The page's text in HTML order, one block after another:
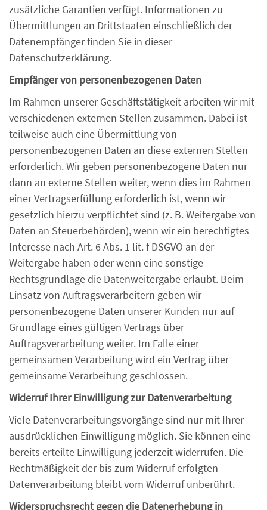
zusätzliche Garantien verfügt. Informationen zu
Übermittlungen an Drittstaaten einschließlich der
Datenempfänger finden Sie in dieser
Datenschutzerklärung.
Empfänger von personenbezogenen Daten
Im Rahmen unserer Geschäftstätigkeit arbeiten wir mit
verschiedenen externen Stellen zusammen. Dabei ist
teilweise auch eine Übermittlung von
personenbezogenen Daten an diese externen Stellen
erforderlich. Wir geben personenbezogene Daten nur
dann an externe Stellen weiter, wenn dies im Rahmen
einer Vertragserfüllung erforderlich ist, wenn wir
gesetzlich hierzu verpflichtet sind (z. B. Weitergabe von
Daten an Steuerbehörden), wenn wir ein berechtigtes
Interesse nach Art. 6 Abs. 1 lit. f DSGVO an der
Weitergabe haben oder wenn eine sonstige
Rechtsgrundlage die Datenweitergabe erlaubt. Beim
Einsatz von Auftragsverarbeitern geben wir
personenbezogene Daten unserer Kunden nur auf
Grundlage eines gültigen Vertrags über
Auftragsverarbeitung weiter. Im Falle einer
gemeinsamen Verarbeitung wird ein Vertrag über
gemeinsame Verarbeitung geschlossen.
Widerruf Ihrer Einwilligung zur Datenverarbeitung
Viele Datenverarbeitungsvorgänge sind nur mit Ihrer
ausdrücklichen Einwilligung möglich. Sie können eine
bereits erteilte Einwilligung jederzeit widerrufen. Die
Rechtmäßigkeit der bis zum Widerruf erfolgten
Datenverarbeitung bleibt vom Widerruf unberührt.
Widerspruchsrecht gegen die Datenerhebung in